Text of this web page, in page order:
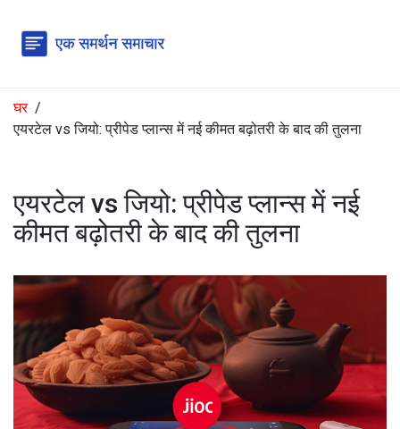
घर
एयरटेल vs जियो: प्रीपेड प्लान्स में नई कीमत बढ़ोतरी के बाद की तुलना
एयरटेल vs जियो: प्रीपेड प्लान्स में नई
कीमत बढ़ोतरी के बाद की तुलना